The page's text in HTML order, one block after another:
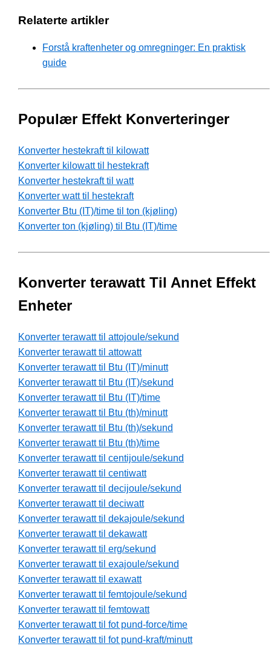
Relaterte artikler
Forstå kraftenheter og omregninger: En praktisk
guide
Populær Effekt Konverteringer
Konverter hestekraft til kilowatt
Konverter kilowatt til hestekraft
Konverter hestekraft til watt
Konverter watt til hestekraft
Konverter Btu (IT)/time til ton (kjøling)
Konverter ton (kjøling) til Btu (IT)/time
Konverter terawatt Til Annet Effekt
Enheter
Konverter terawatt til attojoule/sekund
Konverter terawatt til attowatt
Konverter terawatt til Btu (IT)/minutt
Konverter terawatt til Btu (IT)/sekund
Konverter terawatt til Btu (IT)/time
Konverter terawatt til Btu (th)/minutt
Konverter terawatt til Btu (th)/sekund
Konverter terawatt til Btu (th)/time
Konverter terawatt til centijoule/sekund
Konverter terawatt til centiwatt
Konverter terawatt til decijoule/sekund
Konverter terawatt til deciwatt
Konverter terawatt til dekajoule/sekund
Konverter terawatt til dekawatt
Konverter terawatt til erg/sekund
Konverter terawatt til exajoule/sekund
Konverter terawatt til exawatt
Konverter terawatt til femtojoule/sekund
Konverter terawatt til femtowatt
Konverter terawatt til fot pund-force/time
Konverter terawatt til fot pund-kraft/minutt